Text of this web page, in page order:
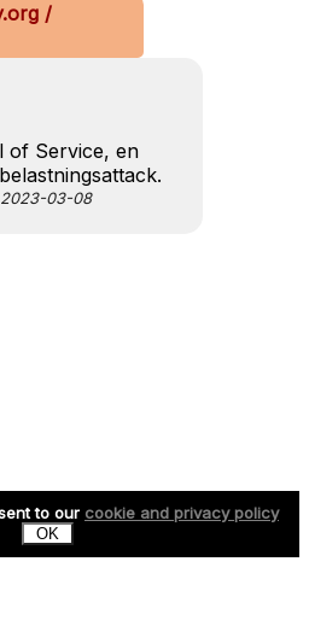
/
of Service, en
03-08
to our cookie and privacy policy